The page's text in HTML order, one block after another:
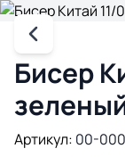
Бисер
Артикул: 00-